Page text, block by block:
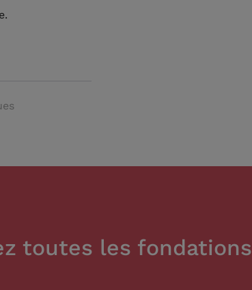
toutes les fondations